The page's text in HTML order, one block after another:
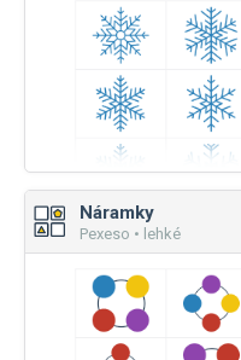
Náramky
Pexeso • lehké